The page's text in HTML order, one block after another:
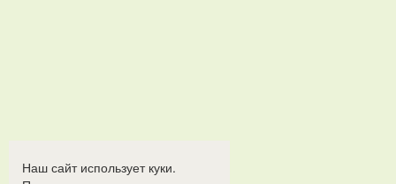
Наш сайт использует куки.